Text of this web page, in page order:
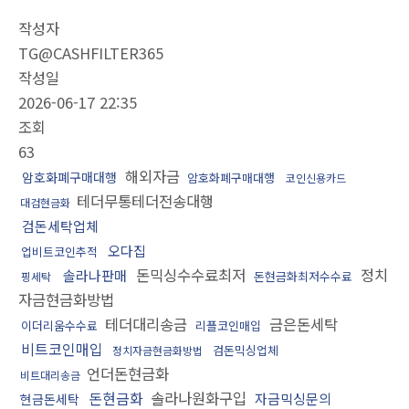
작성자
TG@CASHFILTER365
작성일
2026-06-17 22:35
조회
63
암호화폐구매대행 해외자금 암호화폐구매대행
코인신용카드
대검현금화 테더무통테더전송대행
검돈세탁업체
업비트코인추적 오다집
핑세탁 솔라나판매 돈믹싱수수료최저 돈현금화최저수수료 정치
자금현금화방법
이더리움수수료 테더대리송금 리플코인매입
금은돈세탁
비트코인매입
정치자금현금화방법 검돈믹싱업체
비트대리송금 언더돈현금화
현금돈세탁 돈현금화 솔라나원화구입 자금믹싱문의